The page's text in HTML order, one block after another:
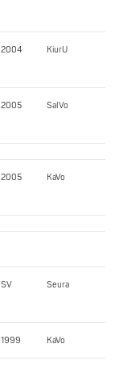
2004 KiurU
2005 SalVo
2005 KaVo
SV Seura
1999 KaVo